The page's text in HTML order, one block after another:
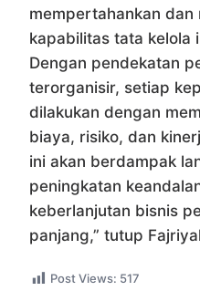
mempertahankan dan
kapabilitas tata kelola
Dengan pendekatan
terorganisir, setiap
dilakukan dengan
biaya, risiko, dan
ini akan berdampak
peningkatan
keberlanjutan bisnis
panjang,” tutup
Post Views: 517